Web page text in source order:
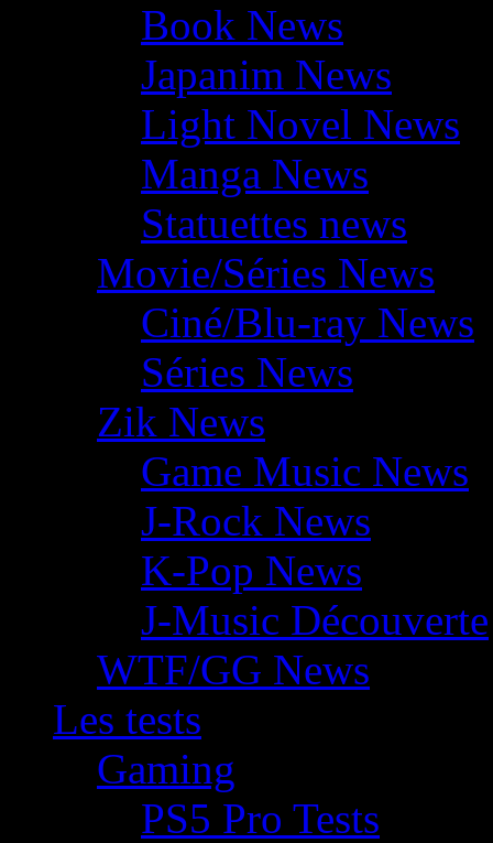
Book News
Japanim News
Light Novel News
Manga News
Statuettes news
Movie/Séries News
Ciné/Blu-ray News
Séries News
Zik News
Game Music News
J-Rock News
K-Pop News
J-Music Découverte
WTF/GG News
Les tests
Gaming
PS5 Pro Tests